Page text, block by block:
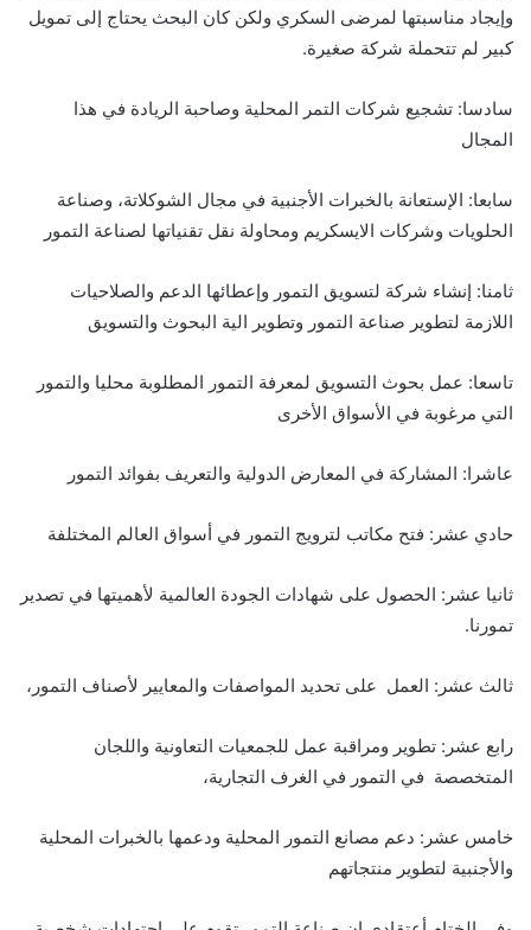
وإيجاد مناسبتها لمرضى السكري ولكن كان البحث يحتاج إلى تمويل
كبير لم تتحملة شركة صغيرة.
سادسا: تشجيع شركات التمر المحلية وصاحبة الريادة في هذا
المجال
سابعا: الإستعانة بالخبرات الأجنبية في مجال الشوكلاتة، وصناعة
الحلويات وشركات الايسكريم ومحاولة نقل تقنياتها لصناعة التمور
ثامنا: إنشاء شركة لتسويق التمور وإعطائها الدعم والصلاحيات
اللازمة لتطوير صناعة التمور وتطوير الية البحوث والتسويق
تاسعا: عمل بحوث التسويق لمعرفة التمور المطلوبة محليا والتمور
التي مرغوبة في الأسواق الأخرى
عاشرا: المشاركة في المعارض الدولية والتعريف بفوائد التمور
حادي عشر: فتح مكاتب لترويج التمور في أسواق العالم المختلفة
ثانيا عشر: الحصول على شهادات الجودة العالمية لأهميتها في تصدير
تمورنا.
ثالث عشر: العمل على تحديد المواصفات والمعايير لأصناف التمور،
رابع عشر: تطوير ومراقبة عمل للجمعيات التعاونية واللجان
المتخصصة في التمور في الغرف التجارية،
خامس عشر: دعم مصانع التمور المحلية ودعمها بالخبرات المحلية
والأجنبية لتطوير منتجاتهم